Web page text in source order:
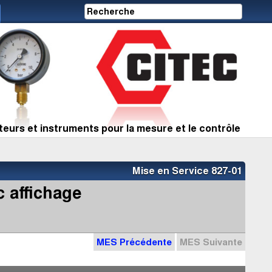
et instruments pour la mesure et le contrôle
Mise en Service 827-01
affichage
MES Précédente MES Suivante